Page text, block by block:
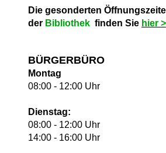
Die gesonderten
der Bibliothek finden Sie hier >
BÜRGERBÜRO
Montag
08:00 - 12:00 Uhr
Dienstag:
08:00 - 12:00 Uhr
14:00 - 16:00 Uhr